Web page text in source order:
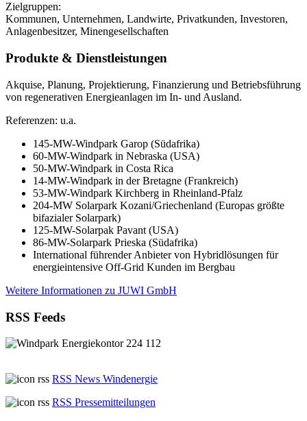
Zielgruppen:
Kommunen, Unternehmen, Landwirte, Privatkunden, Investoren,
Anlagenbesitzer, Minengesellschaften
Produkte & Dienstleistungen
Akquise, Planung, Projektierung, Finanzierung und Betriebsführung
von regenerativen Energieanlagen im In- und Ausland.
Referenzen: u.a.
145-MW-Windpark Garop (Südafrika)
60-MW-Windpark in Nebraska (USA)
50-MW-Windpark in Costa Rica
14-MW-Windpark in der Bretagne (Frankreich)
53-MW-Windpark Kirchberg in Rheinland-Pfalz
204-MW Solarpark Kozani/Griechenland (Europas größte
bifazialer Solarpark)
125-MW-Solarpak Pavant (USA)
86-MW-Solarpark Prieska (Südafrika)
International führender Anbieter von Hybridlösungen für
energieintensive Off-Grid Kunden im Bergbau
Weitere Informationen zu JUWI GmbH
RSS Feeds
RSS News Windenergie
RSS Pressemitteilungen